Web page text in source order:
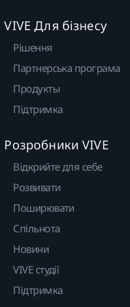
VIVE Для бізнесу
Рішення
Партнерська програма
Продукты
Підтримка
Розробники VIVE
Відкрийте для себе
Розвивати
Поширювати
Спільнота
Новини
VIVE студії
Підтримка